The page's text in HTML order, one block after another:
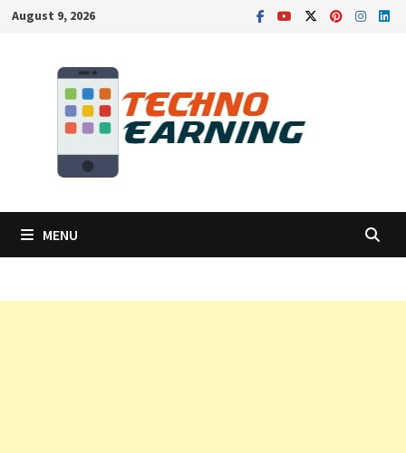
SkipAugust 9, 2026
MENU